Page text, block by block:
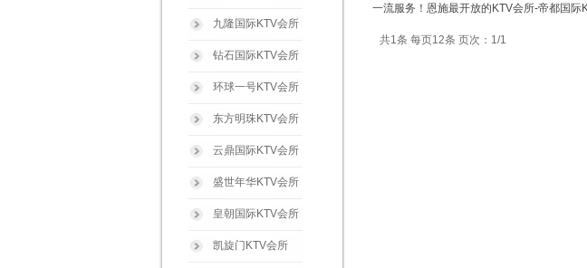
九隆国际KTV会所
钻石国际KTV会所
环球一号KTV会所
东方明珠KTV会所
云鼎国际KTV会所
盛世年华KTV会所
皇朝国际KTV会所
凯旋门KTV会所
一流服务！恩施最开放的KTV会所-帝都国际
共1条 每页12条 页次：1/1